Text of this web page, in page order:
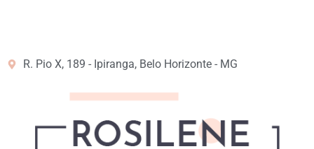
R. Pio X, 189 - Ipiranga, Belo Horizonte - MG